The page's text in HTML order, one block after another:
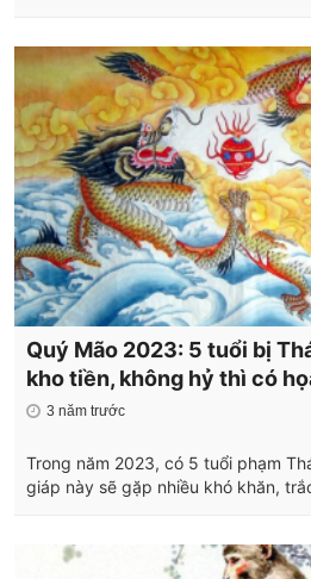
Quý Mão 2023: 5 tuổi bị
kho tiền, không hỷ thì có
3 năm trước
Trong năm 2023, có 5 tuổi phạm
giáp này sẽ gặp nhiều khó khăn,